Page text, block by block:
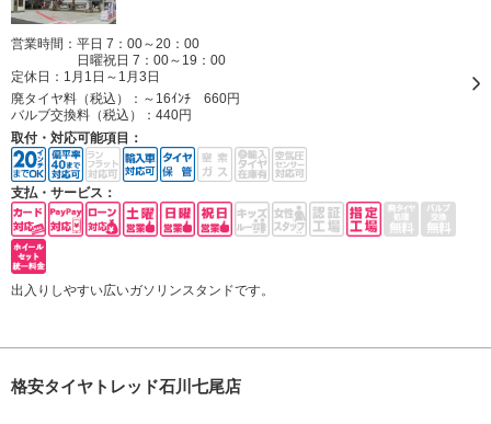
営業時間：平日 7：00～20：00
日曜祝日 7：00～19：00
定休日： 1月1日～1月3日
廃タイヤ料（税込）： ～16ｲﾝﾁ 660円
バルブ交換料（税込）： 440円
取付・対応可能項目：
支払・サービス：
出入りしやすい広いガソリンスタンドです。
格安タイヤトレッド石川七尾店